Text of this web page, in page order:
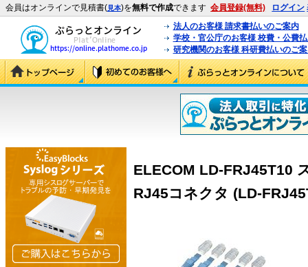
会員はオンラインで見積書(見本)を無料で作成できます 会員登録(無料) ログイン
法人のお客様 請求書払いのご案内
学校・官公庁のお客様 校費・公費
研究機関のお客様 科研費払いのご
ELECOM LD-FRJ45T10
RJ45コネクタ (LD-